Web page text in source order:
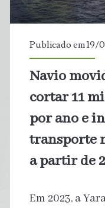
de
no
do
e
Publicado em 19/
Navio
cortar 11
por ano e
transporte
a partir de
Em 2023, a